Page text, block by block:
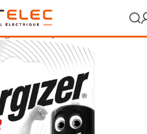
/Piles jetables/Piles lithium